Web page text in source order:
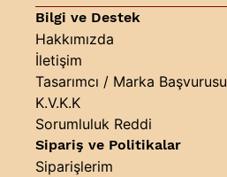
Bilgi ve Destek
Hakkımızda
İletişim
Tasarımcı / Marka Başvurusu
K.V.K.K
Sorumluluk Reddi
Sipariş ve Politikalar
Siparişlerim